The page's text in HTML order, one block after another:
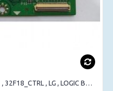
EBR43175901 , EAX43086001 , 32F18_CTRL , LG , LOGIC BOARD , T-CON BOARD